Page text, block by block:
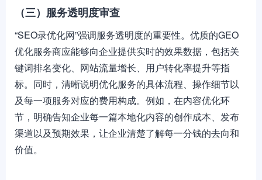
（三）服务透明度审查
“SEO录优化网”强调服务透明度的重要性。优质的GEO
优化服务商应能够向企业提供实时的效果数据，包括关
键词排名变化、网站流量增长、用户转化率提升等指
标。同时，清晰说明优化服务的具体流程、操作细节以
及每一项服务对应的费用构成。例如，在内容优化环
节，明确告知企业每一篇本地化内容的创作成本、发布
渠道以及预期效果，让企业清楚了解每一分钱的去向和
价值。